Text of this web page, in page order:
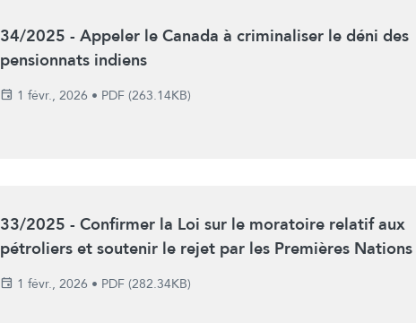
34/2025 - Appeler le Canada à criminaliser le déni des
pensionnats indiens
1 févr., 2026 • PDF (263.14KB)
33/2025 - Confirmer la Loi sur le moratoire relatif aux
pétroliers et soutenir le rejet par les Premières Nations
1 févr., 2026 • PDF (282.34KB)